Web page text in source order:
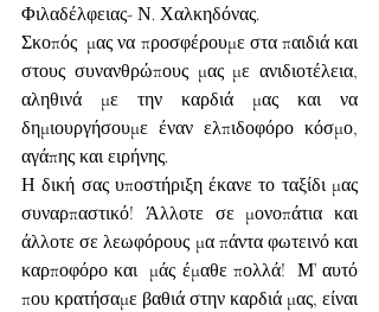
Φιλαδέλφειας- Ν. Χαλκηδόνας.
Σκοπός  μας να προσφέρουμε στα παιδιά και
στους συνανθρώπους μας με ανιδιοτέλεια,
αληθινά με την καρδιά μας και να
δημιουργήσουμε έναν ελπιδοφόρο κόσμο,
αγάπης και ειρήνης.
Η δική σας υποστήριξη έκανε το ταξίδι μας
συναρπαστικό! Άλλοτε σε μονοπάτια και
άλλοτε σε λεωφόρους μα πάντα φωτεινό και
καρποφόρο και  μάς έμαθε πολλά!  Μ’ αυτό
που κρατήσαμε βαθιά στην καρδιά μας, είναι